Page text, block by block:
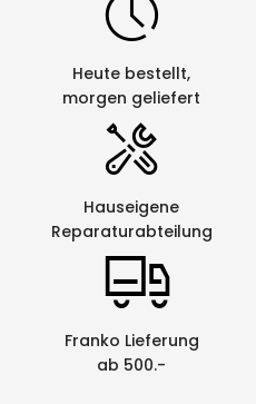
Heute bestellt,
morgen geliefert
Hauseigene
Reparaturabteilung
Franko Lieferung
ab 500.-